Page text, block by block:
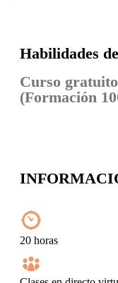
Habilidades
Curso gratuito
(Formación
20 horas